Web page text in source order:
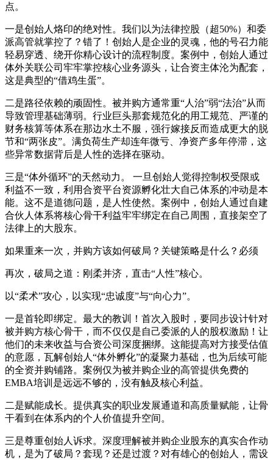
点。
一是创始人烙印的绝对性。我们以为法律控股（超50%）和委
派高管就掌控了？错了！创始人是企业的灵魂，他的号召力能
轻易穿透、绕开你精心设计的流程制度。案例中，创始人通过
体外关联公司牢牢掌控核心业务源头，让合资主体沦为配套，
这是典型的“借鸡生蛋”。
二是路径依赖的顽固性。被并购方通常重“人治”弱“法治”从而
导致管理基础薄弱。行业巨头那套规范化的用工规范、严谨的
财务核算等体系在那边水土不服，强行嫁接反而造成更大的脱
节和“两张皮”。满负荷生产却连年微亏、净资产多年停滞，这
些异常数据背后是人性的选择在驱动。
三是“体外循环”的天然动力。 一旦创始人觉得控制权受限或
利益不一致，利用合资平台资源孵化壮大自己体系的冲动是本
能。这不是道德问题，是人性使然。案例中，创始人通过自建
合伙人体系将核心骨干利益牢牢绑定在自己周围，直接架空了
法律上的大股东。
如果重来一次，并购方该如何破局？关键策略是什么？必须
再次，破局之道：刚柔并济，直击“人性”核心。
以“柔术”攻心，以实现“忠诚度”与“向心力”。
一是首轮即绑定。最大的教训！首次入股时，要同步设计针对
被并购方核心骨干，而不仅仅是自己委派的人的股权激励！让
他们的未来收益与合资公司深度捆绑。这能提高对方接受估值
的意愿，瓦解创始人“体外孵化”的凝聚力基础，也为后续可能
的全资并购铺路。案例仅为被并购企业的高管提供免费的
EMBA培训是远远不够的，没有触及核心利益。
二是赋能成长。提供真实的职业发展通道和高质量赋能，让骨
干看到在体系内的个人价值提升空间。
三是尊重创始人诉求。深度理解被并购企业股东的真实合作动
机，是为了破局？套现？还是过渡？对有雄心的创始人，需设